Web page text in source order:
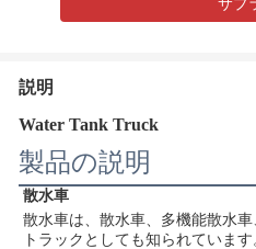
サプ
説明
Water Tank Truck
製品の説明
散水車
散水車は、散水車、多機能散水
トラックとしても知られていま